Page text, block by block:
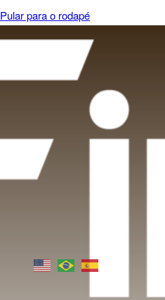
Pular para o rodapé